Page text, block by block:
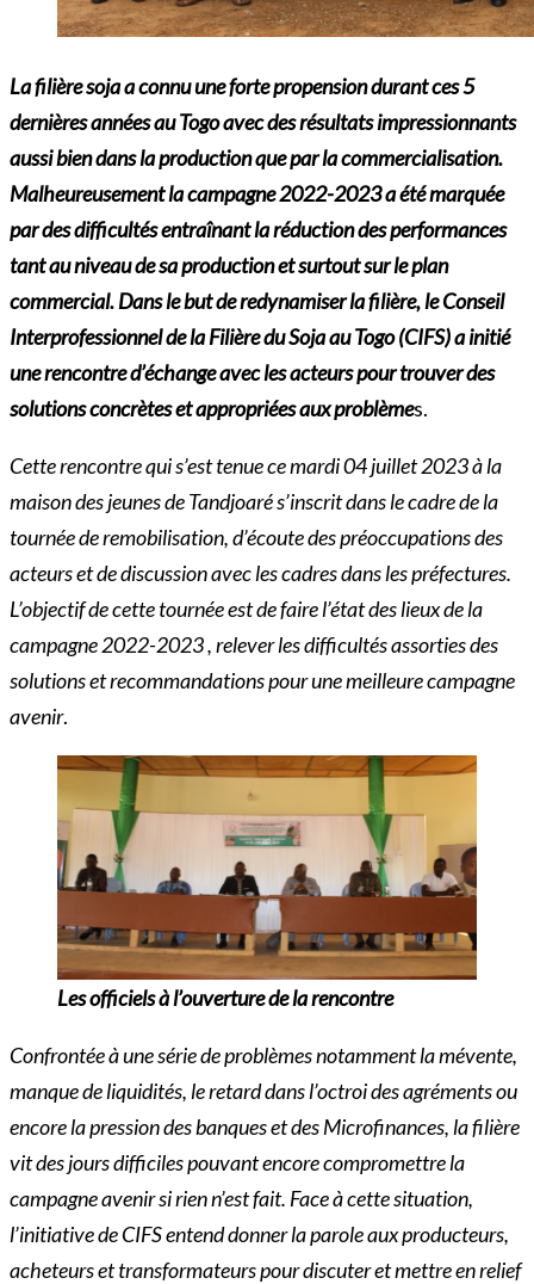
Lafilière soja a connu une forte propension durant ces 5
dernières années au Togo avec des résultats impressionnants
aussi bien dans la production que par la commercialisation.
Malheureusement la campagne 2022-2023 a été marquée
par des difficultés entraînant la réduction des performances
tant au niveau de sa production et surtout sur le plan
commercial. Dans le but de redynamiser la filière, le Conseil
Interprofessionnel de la Filière du Soja au Togo (CIFS) a initié
une rencontre d’échange avec les acteurs pour trouver des
solutions concrètes et appropriées aux problèmes.
Cette rencontre qui s’est tenue ce mardi 04 juillet 2023 à la
maison des jeunes de Tandjoaré s’inscrit dans le cadre de la
tournée de remobilisation, d’écoute des préoccupations des
acteurs et de discussion avec les cadres dans les préfectures.
L’objectif de cette tournée est de faire l’état des lieux de la
campagne 2022-2023 , relever les difficultés assorties des
solutions et recommandations pour une meilleure campagne
avenir.
Lesofficiels à l’ouverture de la rencontre
Confrontée à une série de problèmes notamment la mévente,
manque de liquidités, le retard dans l’octroi des agréments ou
encore la pression des banques et des Microfinances, la filière
vit des jours difficiles pouvant encore compromettre la
campagne avenir si rien n’est fait. Face à cette situation,
l’initiative de CIFS entend donner la parole aux producteurs,
acheteurs et transformateurs pour discuter et mettre en relief